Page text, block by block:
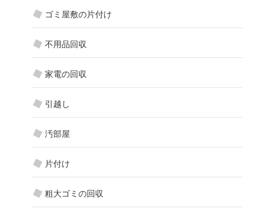
ゴミ屋敷の片付け
不用品回収
家電の回収
引越し
汚部屋
片付け
粗大ゴミの回収